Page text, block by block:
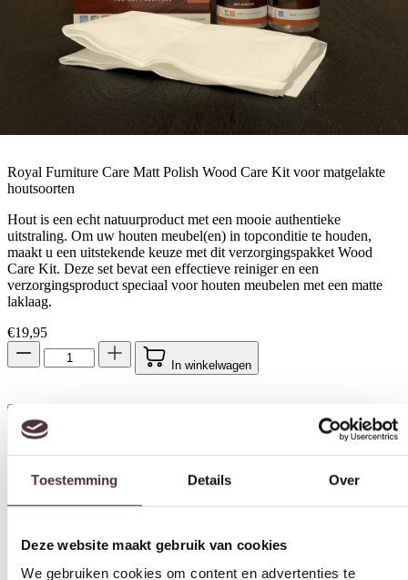
We gebruiken cookies om content en advertenties te
om ons websiteverkeer te analyseren. Ook delen we
Royal Furniture Care Matt Polish Wood Care Kit voor matgelakte
houtsoorten
Hout is een echt natuurproduct met een mooie authentieke
uitstraling. Om uw houten meubel(en) in topconditie te houden,
maakt u een uitstekende keuze met dit verzorgingspakket Wood
Care Kit. Deze set bevat een effectieve reiniger en een
verzorgingsproduct speciaal voor houten meubelen met een matte
laklaag.
€19,95
In winkelwagen